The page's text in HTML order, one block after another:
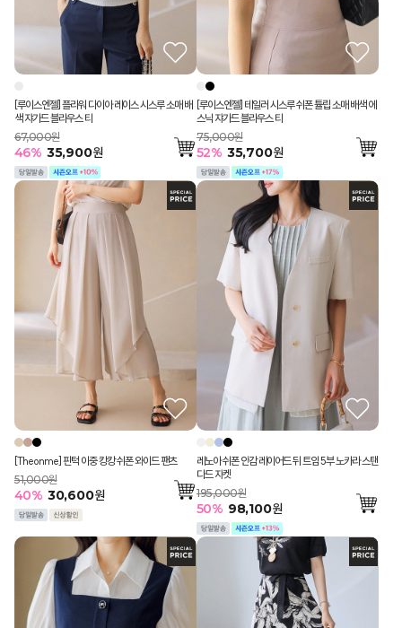
[루이스엔젤] 플라워 다이아 레이스 시스루 소매 배
색 쟈가드 블라우스 티
67,000원
46% 35,900원
[루이스엔젤] 테일러 시스루 쉬폰 튤립 소매 배색 에
스닉 쟈가드 블라우스 티
75,000원
52% 35,700원
[Theonme] 핀턱 이중 캉캉 쉬폰 와이드 팬츠
51,000원
40% 30,600원
레노아 쉬폰 안감 레이어드 뒤 트임 5부 노카라 스탠
다드 자켓
195,000원
50% 98,100원